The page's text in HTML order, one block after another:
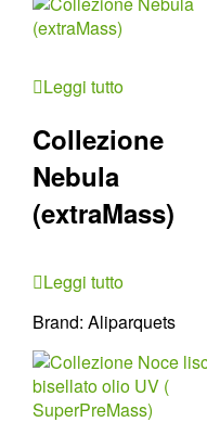
Leggi tutto
Collezione
Nebula
(extraMass)
Leggi tutto
Brand: Aliparquets